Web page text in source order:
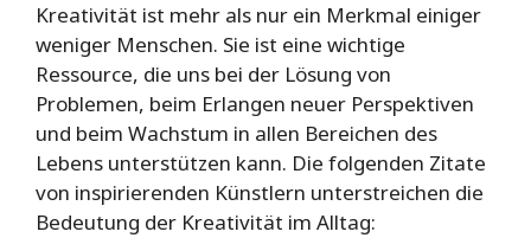
Kreativität ist mehr als nur ein Merkmal einiger
weniger Menschen. Sie ist eine wichtige
Ressource, die uns bei der Lösung von
Problemen, beim Erlangen neuer Perspektiven
und beim Wachstum in allen Bereichen des
Lebens unterstützen kann. Die folgenden Zitate
von inspirierenden Künstlern unterstreichen die
Bedeutung der Kreativität im Alltag: